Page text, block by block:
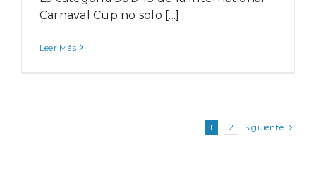
Carnaval Cup no solo [...]
Leer Más
1 2 Siguiente